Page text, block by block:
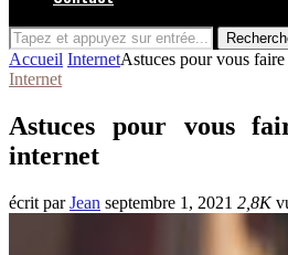
Accueil InternetAstuces pour vous
Internet
Astuces pour vous
internet
écrit parJean septembre 1, 2021 2,8K